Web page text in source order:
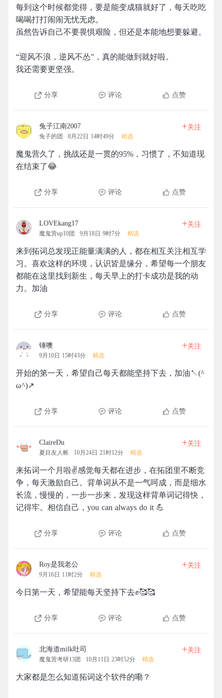
每到这个时候都觉得，要是能变成猫就好了，每天吃吃
喝喝打打闹闹无忧无虑。
虽然告诉自己不要畏惧艰险，但还是本能地想要躲避。
“迎风不浪，逆风不怂”，真的能做到就好啦。
我还需要更坚强。
分享 评论 点赞
兔子江南2007
兔子的团 8月22日 14时49分 精选
+关注
魔鬼营久了，挑战还是一贯的95%，习惯了，不知道现
在结束了😂
分享 评论 点赞
LOVEkang17
魔鬼营up10团 9月18日 9时7分 精选
+关注
来到拓词总发现正能量满满的人，都在相互关注相互学
习。喜欢这样的环境，认识皆是缘分，希望每一个朋友
都能在这里找到新生，每天早上的打卡成功是我的动
力。加油
分享 评论 点赞
锤噢
9月10日 15时43分 精选
+关注
开始的第一天，希望自己每天都能坚持下去，加油↖(^
ω^)↗
分享 评论 点赞
ClaireDu
夏目友人帐 10月24日 21时12分 精选
+关注
来拓词一个月啦✌️感觉每天都在进步，在拓团里不断竞
争，每天激励自己。背单词从不是一气呵成，而是细水
长流，慢慢的，一步一步来，发现这样背单词记得快，
记得牢。相信自己，you can always do it 💪
分享 评论 点赞
Roy是我老公
9月16日 11时2分 精选
+关注
今日第一天，希望能每天坚持下去✊🥰🥰
分享 评论 点赞
北海道milk吐司
魔鬼营考研13团 10月11日 23时52分 精选
+关注
大家都是怎么知道拓词这个软件的嘞？